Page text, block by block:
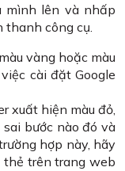
mình lên và nhấp
thanh công cụ.
vàng hoặc màu
cài đặt Google
xuất hiện màu đỏ,
bước nào đó và
hợp này, hãy
trên trang web